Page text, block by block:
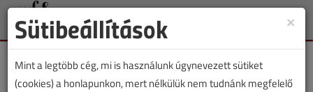
Toggle
×
Sütibeállítások
Mint a legtöbb cég, mi is használunk úgynevezett sütiket
(cookies) a honlapunkon, mert nélkülük nem tudnánk megfelelő